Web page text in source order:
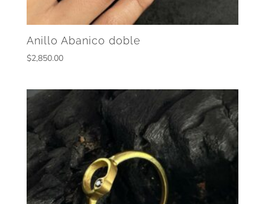
Anillo Abanico doble
$2,850.00